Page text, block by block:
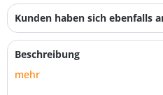
Kunden haben sich ebenfalls
Beschreibung
mehr